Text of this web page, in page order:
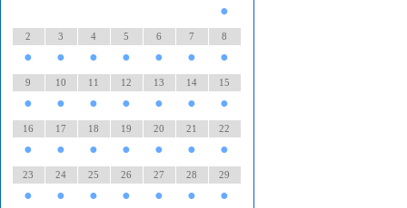
●
2
●
3
●
4
●
5
●
6
●
7
●
8
●
9
●
10
●
11
●
12
●
13
●
14
●
15
●
16
●
17
●
18
●
19
●
20
●
21
●
22
●
23
●
24
●
25
●
26
●
27
●
28
●
29
●